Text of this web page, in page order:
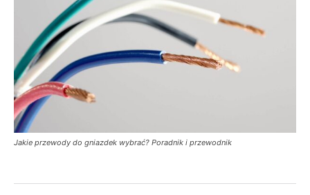
Jakie przewody do gniazdek wybrać? Poradnik i przewodnik